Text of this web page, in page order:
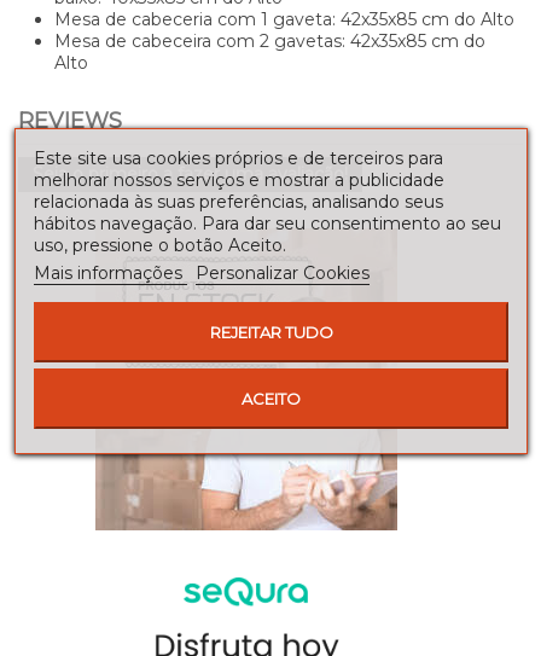
Mesa de cabeceria com 1 gaveta: 42x35x85 cm do Alto
Mesa de cabeceira com 2 gavetas: 42x35x85 cm do
Alto
REVIEWS
Seja o primeiro a fazer uma avaliação!
Este site usa cookies próprios e de terceiros para
melhorar nossos serviços e mostrar a publicidade
relacionada às suas preferências, analisando seus
hábitos navegação. Para dar seu consentimento ao seu
uso, pressione o botão Aceito.
Mais informações
Personalizar Cookies
REJEITAR TUDO
ACEITO